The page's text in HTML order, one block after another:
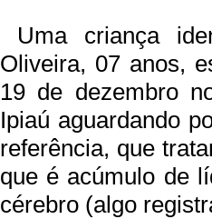
Uma criança
Oliveira, 07 anos,
19 de dezembro
Ipiaú aguardando
referência, que
que é acúmulo de
cérebro (algo